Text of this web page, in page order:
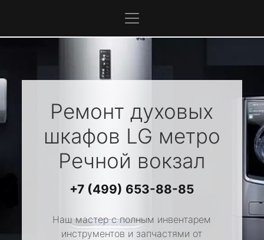
Ремонт духовых
шкафов LG метро
Речной вокзал
+7 (499) 653-88-85
Наш мастер с полным инвентарем
инструментов и запчастями от